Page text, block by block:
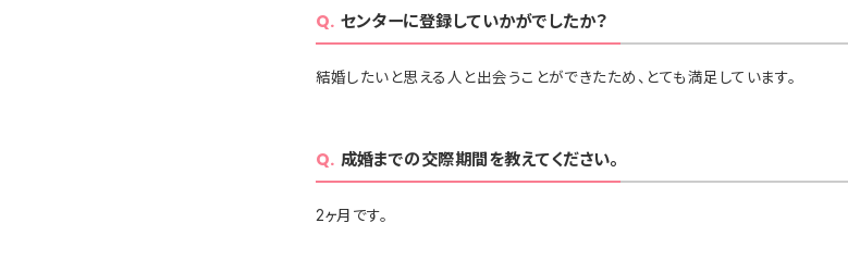
センターに登録していかがでしたか？
結婚したいと思える人と出会うことができたため、とても満足しています。
成婚までの交際期間を教えてください。
2ヶ月です。